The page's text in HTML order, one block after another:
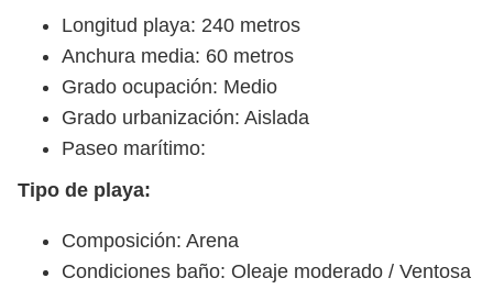
Longitud playa: 240 metros
Anchura media: 60 metros
Grado ocupación: Medio
Grado urbanización: Aislada
Paseo marítimo:
Tipo de playa:
Composición: Arena
Condiciones baño: Oleaje moderado / Ventosa